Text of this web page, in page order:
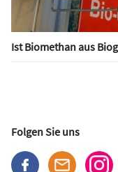
Ist Biomethan aus
Folgen Sie uns